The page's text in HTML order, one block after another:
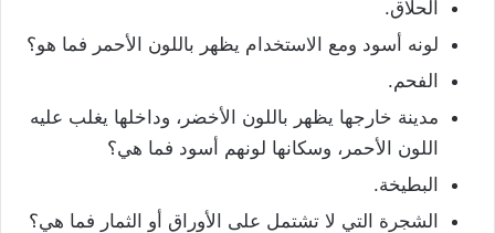
الحلاق.
لونه أسود ومع الاستخدام يظهر باللون الأحمر فما هو؟
الفحم.
مدينة خارجها يظهر باللون الأخضر، وداخلها يغلب عليه
اللون الأحمر، وسكانها لونهم أسود فما هي؟
البطيخة.
الشجرة التي لا تشتمل على الأوراق أو الثمار فما هي؟